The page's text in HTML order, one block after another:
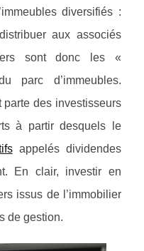
diversifiés :
aux associés
sont donc les «
parc d’immeubles.
parte des investisseurs
à partir desquels le
appelés dividendes
En clair, investir en
issus de l’immobilier
de gestion.